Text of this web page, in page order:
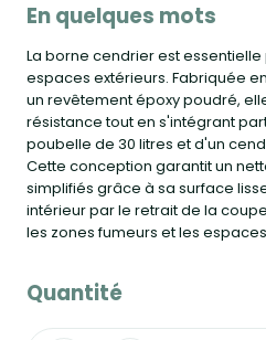
En quelques mots
La borne cendrier est
espaces extérieurs. Fabriquée
un revêtement époxy poudré,
résistance tout en s'intégrant
poubelle de 30 litres et d'un
Cette conception garantit un
simplifiés grâce à sa surface
intérieur par le retrait de la
les zones fumeurs et les
Quantité